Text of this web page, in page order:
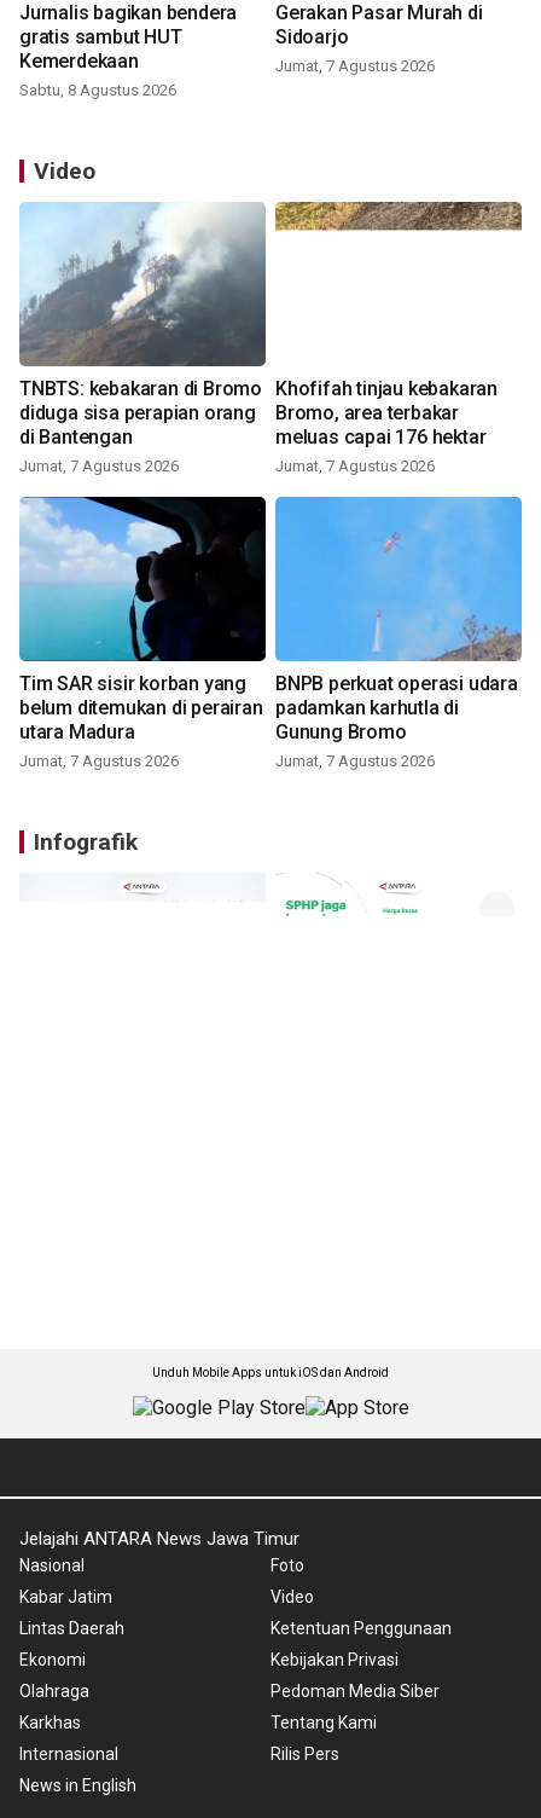
Jurnalis bagikan bendera
gratis sambut HUT
Kemerdekaan
Sabtu, 8 Agustus 2026
Gerakan Pasar Murah di
Sidoarjo
Jumat, 7 Agustus 2026
Video
TNBTS: kebakaran di Bromo
diduga sisa perapian orang
di Bantengan
Jumat, 7 Agustus 2026
Khofifah tinjau kebakaran
Bromo, area terbakar
meluas capai 176 hektar
Jumat, 7 Agustus 2026
Tim SAR sisir korban yang
belum ditemukan di perairan
utara Madura
Jumat, 7 Agustus 2026
BNPB perkuat operasi udara
padamkan karhutla di
Gunung Bromo
Jumat, 7 Agustus 2026
Infografik
Unduh Mobile Apps untuk iOS dan Android
Jelajahi ANTARA News Jawa Timur
Nasional
Kabar Jatim
Lintas Daerah
Ekonomi
Olahraga
Karkhas
Internasional
News in English
Foto
Video
Ketentuan Penggunaan
Kebijakan Privasi
Pedoman Media Siber
Tentang Kami
Rilis Pers